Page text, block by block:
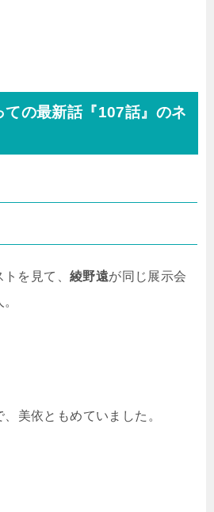
ての最新話『107話』のネ
を見て、 綾野遠が同じ展示会
美依ともめていました。